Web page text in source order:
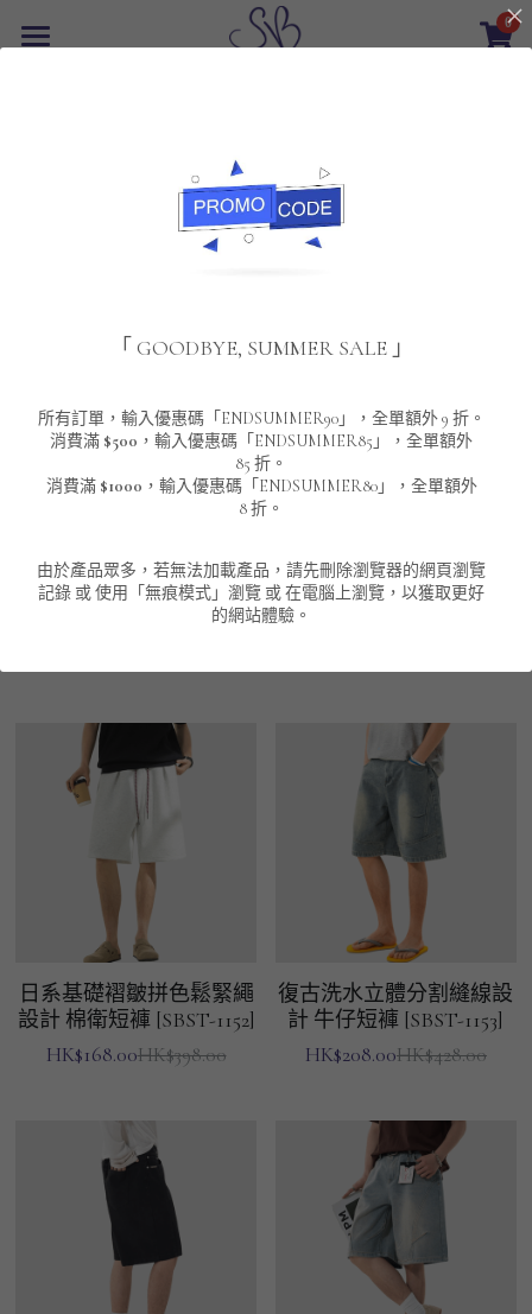
0
重磅純色長袖 T-SHIRT 系列
重磅純色短袖 T-SHIRT 系列
重磅純色 衛衣 系列
男裝恤衫
長袖恤衫
男裝 T-Shirt
長袖 T-SHIRT
短袖 POLO T-Shirt
針織外套
夾棉外套
男裝衛衣
九分褲
頸鏈及鏈墜
包袋
About Us
搜索
篩選商品
山系戶外基礎雙大側袋工
裝 機能透氣短褲 [SBST-
日系基礎輕便透氣細圖案
刺繡 麻質垂感短褲
日系基礎褶皺拼色鬆緊繩
設計 棉衛短褲 [SBST-1152]
HK$168.00HK$398.00
復古洗水立體分割縫線設
計 牛仔短褲 [SBST-1153]
HK$208.00HK$428.00
×
商品分類
重磅純色 短袖T-Shirt 系列
圓領衛衣
連帽衛衣
針織外套
配飾
頸鏈
男裝長袖T-SHIRT
HOT ITEMS
NEW ARRIVALS
男裝長褲
男裝外套
男裝短袖 T-SHIRT
重磅純色 長袖T-Shirt 系列
「 GOODBYE, SUMMER SALE 」
所有訂單，輸入優惠碼「ENDSUMMER90」，全單額外 9 折。
消費滿 $500 ，輸入優惠碼「ENDSUMMER85」，全單額外
85 折。
消費滿 $1000 ，輸入優惠碼「ENDSUMMER80」，全單額外
8 折。
由於產品眾多，若無法加載產品，請先刪除瀏覽器的網頁瀏覽
記錄 或 使用「無痕模式」瀏覽 或 在電腦上瀏覽，以獲取更好
的網站體驗。